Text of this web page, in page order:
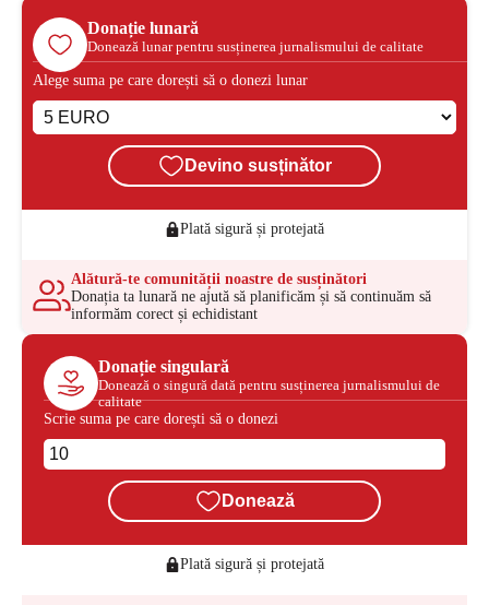
Donație lunară
Donează lunar pentru susținerea jurnalismului de calitate
Alege suma pe care dorești să o donezi lunar
Devino susținător
Plată sigură și protejată
Alătură-te comunității noastre de susținători
Donația ta lunară ne ajută să planificăm și să continuăm să
informăm corect și echidistant
Donație singulară
Donează o singură dată pentru susținerea jurnalismului de
calitate
Scrie suma pe care dorești să o donezi
Donează
Plată sigură și protejată